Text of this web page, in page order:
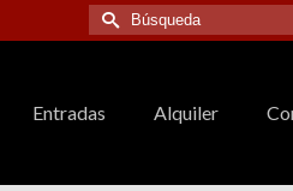
Buscar
por:
Entradas Alquiler